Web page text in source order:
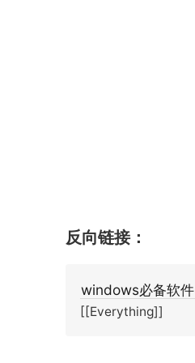
反向链接：
windows必备软件
[[Everything]]